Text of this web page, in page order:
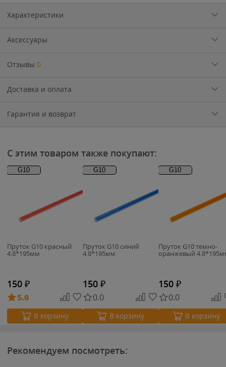
Характеристики
Аксессуары
Отзывы 0
Доставка и оплата
Гарантия и возврат
С этим товаром также покупают:
G10
Пруток G10 красный
4.8*195мм
150 ₽
5.0
В корзину
G10
Пруток G10 синий
4.8*195мм
150 ₽
0.0
В корзину
G10
Пруток G10 темно-
оранжевый
150 ₽
0.0
В корзину
Рекомендуем посмотреть: